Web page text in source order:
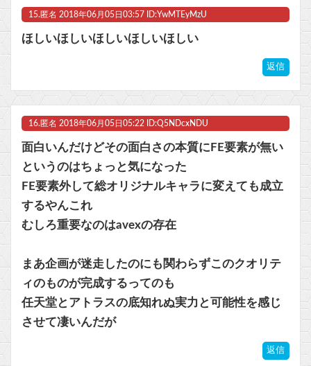
15. 匿名 2018年06月05日03:57 ID:YwMTEyMzU
ほしいほしいほしいほしいほしい
返信
16. 匿名 2018年06月05日05:22 ID:Q5NDcxNDU
面白いんだけどその面白さの本質にFE要素が無い
というのはちょっと気になった
FE要素外して総オリジナルキャラに変えても成立
するやんこれ
むしろ重要なのはavexの存在
まあ企画が迷走したのにも関わらずこのクオリテ
ィのものが完成するってのも
任天堂とアトラスの底知れぬ実力と可能性を感じ
させて凄いんだが
返信